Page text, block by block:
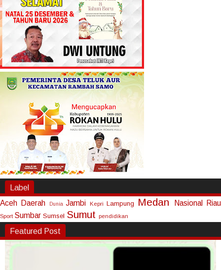
Label
Aceh Daerah Dunia Jambi Kepri Lampung Medan Nasional Riau
Sport Sumbar Sumsel Sumut pendidikan
Featured Post